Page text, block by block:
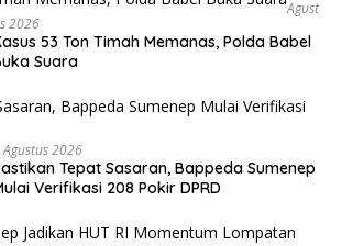
Agust
2026
53 Ton Timah Memanas, Polda Babel
Suara
Agustus 2026
Tepat Sasaran, Bappeda Sumenep
Verifikasi 208 Pokir DPRD